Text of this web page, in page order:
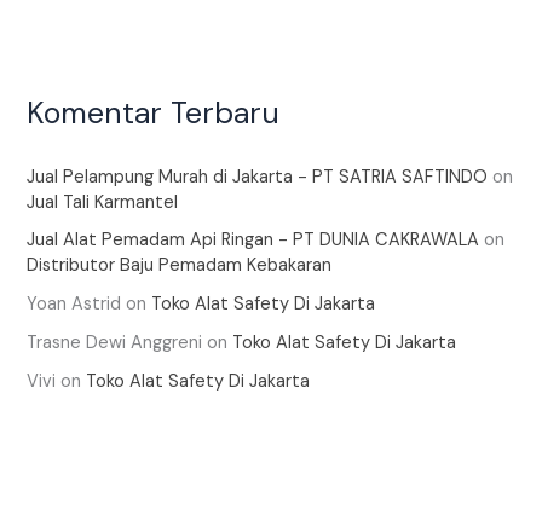
Komentar Terbaru
Jual Pelampung Murah di Jakarta - PT SATRIA SAFTINDO on
Jual Tali Karmantel
Jual Alat Pemadam Api Ringan - PT DUNIA CAKRAWALA on
Distributor Baju Pemadam Kebakaran
Yoan Astrid on Toko Alat Safety Di Jakarta
Trasne Dewi Anggreni on Toko Alat Safety Di Jakarta
Vivi on Toko Alat Safety Di Jakarta